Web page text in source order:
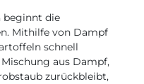
beginnt die
Mithilfe von Dampf
schnell
aus Dampf,
zurückbleibt,